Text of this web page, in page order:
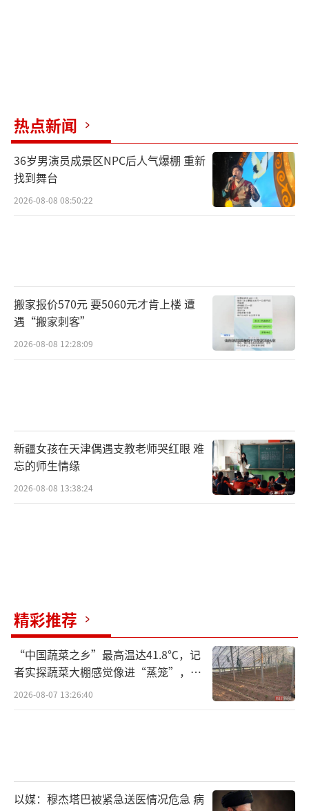
热点新闻
36岁男演员成景区NPC后人气爆棚 重新
找到舞台
2026-08-08 08:50:22
搬家报价570元 要5060元才肯上楼 遭
遇“搬家刺客”
2026-08-08 12:28:09
新疆女孩在天津偶遇支教老师哭红眼 难
忘的师生情缘
2026-08-08 13:38:24
精彩推荐
“中国蔬菜之乡”最高温达41.8℃，记
者实探蔬菜大棚感觉像进“蒸笼”，有
村民称只能凌晨两点起来干活
2026-08-07 13:26:40
以媒：穆杰塔巴被紧急送医情况危急 病